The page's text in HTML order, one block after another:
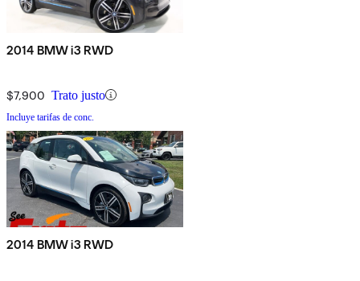
2014 BMW i3 RWD
$7,900 Trato justo
Incluye tarifas de conc.
2014 BMW i3 RWD